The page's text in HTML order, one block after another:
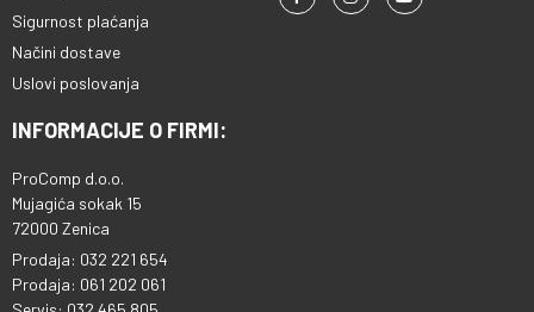
Sigurnost plaćanja
Načini dostave
Uslovi poslovanja
INFORMACIJE O FIRMI:
ProComp d.o.o.
Mujagića sokak 15
72000 Zenica
Prodaja: 032 221 654
Prodaja: 061 202 061